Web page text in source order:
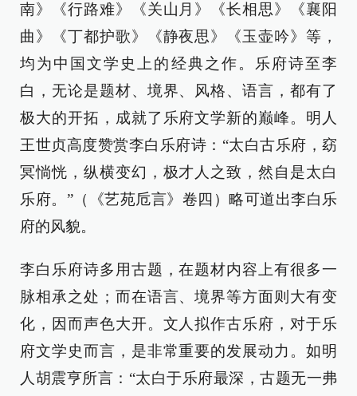
南》《行路难》《关山月》《长相思》《襄阳
曲》《丁都护歌》《静夜思》《玉壶吟》等，
均为中国文学史上的经典之作。乐府诗至李
白，无论是题材、境界、风格、语言，都有了
极大的开拓，成就了乐府文学新的巅峰。明人
王世贞高度赞赏李白乐府诗：“太白古乐府，窈
冥惝恍，纵横变幻，极才人之致，然自是太白
乐府。”（《艺苑卮言》卷四）略可道出李白乐
府的风貌。
李白乐府诗多用古题，在题材内容上有很多一
脉相承之处；而在语言、境界等方面则大有变
化，因而声色大开。文人拟作古乐府，对于乐
府文学史而言，是非常重要的发展动力。如明
人胡震亨所言：“太白于乐府最深，古题无一弗